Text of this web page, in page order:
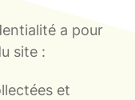
a pour
site :
et